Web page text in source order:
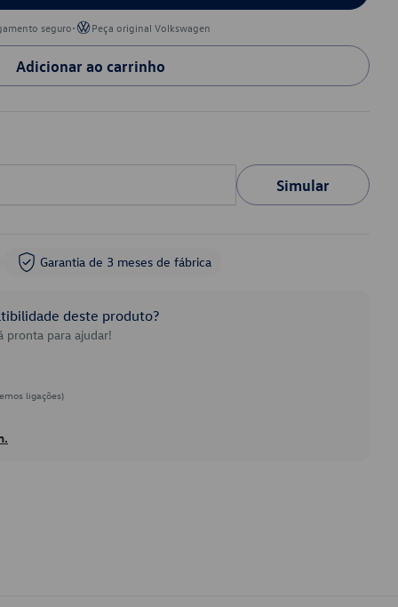
seguro• Peça original Volkswagen
Adicionar ao carrinho
Simular
Garantia de 3 meses de fábrica
deste produto?
pronta para ajudar!
ligações)